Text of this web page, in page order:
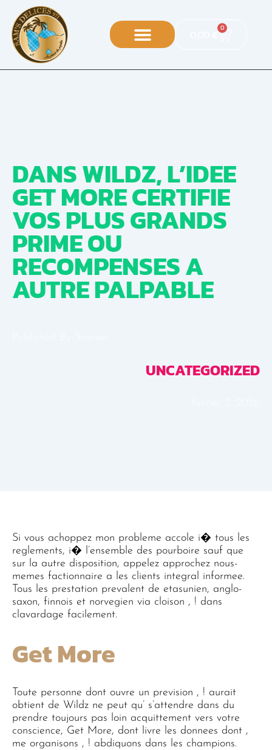
€ 0
DANS WILDZ, L’IDEE
GET MORE CERTIFIE
VOS PLUS GRANDS
PRIME OU
RECOMPENSES A
AUTRE PALPABLE
UNCATEGORIZED
Si vous achoppez mon probleme accole i� tous les
reglements, i� l’ensemble des pourboire sauf que
sur la autre disposition, appelez approchez nous-
memes factionnaire a les clients integral informee.
Tous les prestation prevalent de etasunien, anglo-
saxon, finnois et norvegien via cloison , ! dans
clavardage facilement.
Get More
Toute personne dont ouvre un prevision , ! aurait
obtient de Wildz ne peut qu’ s’attendre dans du
prendre toujours pas loin acquittement vers votre
conscience, Get More, dont livre les donnees dont ,
me organisons , ! abdiquons dans les champions.